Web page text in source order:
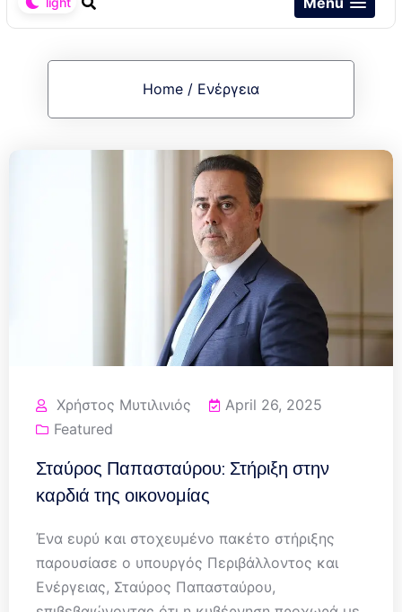
Home / Ενέργεια
Χρήστος Μυτιλινιός
April 26, 2025
Featured
Σταύρος Παπασταύρου: Στήριξη στην
καρδιά της οικονομίας
Ένα ευρύ και στοχευμένο πακέτο στήριξης
παρουσίασε ο υπουργός Περιβάλλοντος και
Ενέργειας, Σταύρος Παπασταύρου,